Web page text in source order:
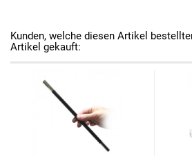
Kunden, welche diesen Artikel
Artikel gekauft: